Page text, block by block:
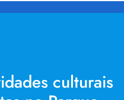
culturais